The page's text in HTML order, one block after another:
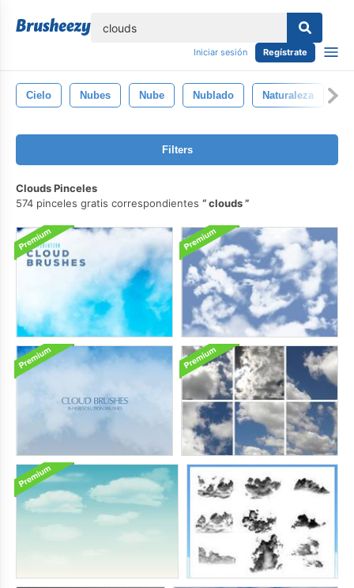
Iniciar sesión Regístrate
Cielo Nubes Nube Nublado Naturaleza
Filters
Clouds Pinceles
574 pinceles gratis correspondientes
clouds